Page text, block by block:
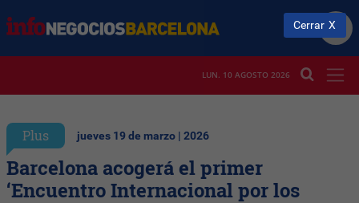
LUN. 10 AGOSTO 2026
Plus jueves 19 de marzo | 2026
Barcelona acogerá el primer
‘Encuentro Internacional por los
Cerrar